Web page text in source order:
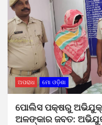
ଅପରାଧ ମୋ ଓଡ଼ିଶା
ପୋଲିସ ପକ୍ଷରୁ
ଅଳଙ୍କାର ଜବତ: